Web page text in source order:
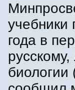
учебники
года в
биологии